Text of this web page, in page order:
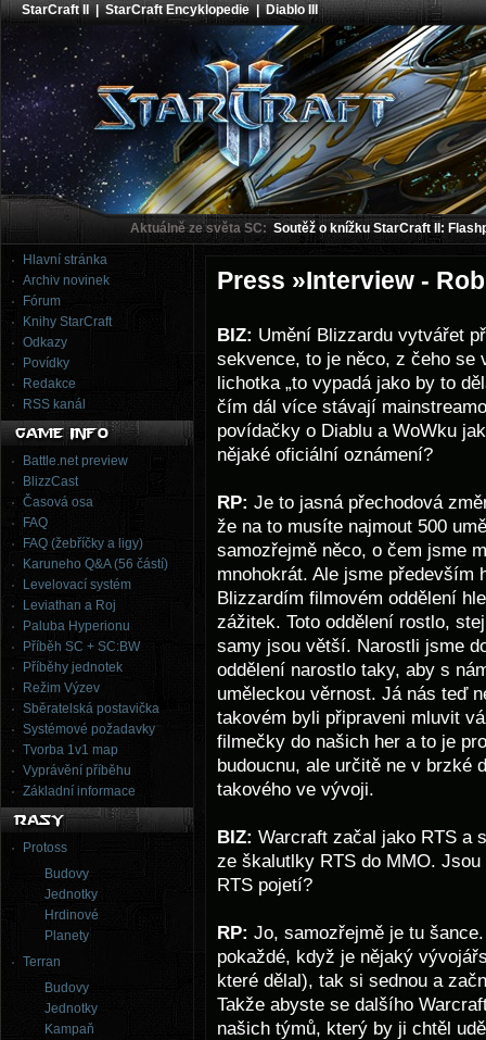
StarCraft II |StarCraft Encyklopedie|Diablo III
Aktuálně ze světa SC: Soutěž o knížku StarCraft II:
Hlavní stránka
Archiv novinek
Fórum
Knihy StarCraft
Odkazy
Povídky
Redakce
RSS kanál
Battle.net preview
BlizzCast
Časová osa
FAQ
FAQ (žebříčky a ligy)
Karuneho Q&A (56 částí)
Levelovací systém
Leviathan a Roj
Paluba Hyperionu
Příběh SC + SC:BW
Příběhy jednotek
Režim Výzev
Sběratelská postavička
Systémové požadavky
Tvorba 1v1 map
Vyprávění příběhu
Základní informace
Protoss
Budovy
Jednotky
Hrdinové
Planety
Terran
Budovy
Jednotky
Kampaň
Press »Interview -
BIZ: Umění Blizzardu vytvářet
sekvence, to je něco, z čeho se
lichotka „to vypadá jako by to
čím dál více stávají
povídačky o Diablu a WoWku
nějaké oficiální oznámení?
RP: Je to jasná přechodová
že na to musíte najmout 500
samozřejmě něco, o čem jsme
mnohokrát. Ale jsme
Blizzardím filmovém oddělení
zážitek. Toto oddělení rostlo,
samy jsou větší. Narostli jsme
oddělení narostlo taky, aby s
uměleckou věrnost. Já nás teď
takovém byli připraveni mluvit
filmečky do našich her a to je
budoucnu, ale určitě ne v brzké
takového ve vývoji.
BIZ: Warcraft začal jako RTS a
ze škalutlky RTS do MMO.
RTS pojetí?
RP: Jo, samozřejmě je tu
pokaždé, když je nějaký
které dělal), tak si sednou a
Takže abyste se dalšího
našich týmů, který by ji chtěl